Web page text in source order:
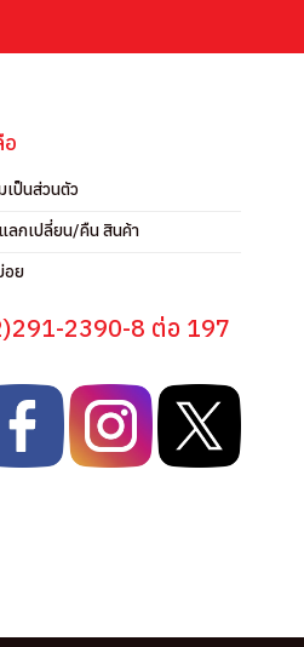
อ
เป็นส่วนตัว
ลกเปลี่ยน/คืน สินค้า
อย
2390-8 ต่อ 197